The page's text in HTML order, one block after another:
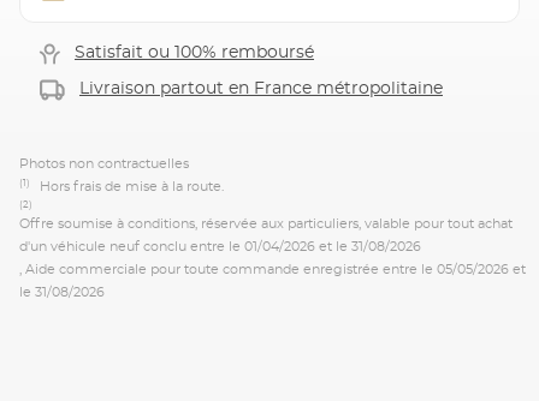
Satisfait ou 100% remboursé
Livraison partout en France métropolitaine
Photos non contractuelles
(1) Hors frais de mise à la route.
(2)
Offre soumise à conditions, réservée aux particuliers, valable pour tout achat
d'un véhicule neuf conclu entre le 01/04/2026 et le 31/08/2026
, Aide commerciale pour toute commande enregistrée entre le 05/05/2026 et
le 31/08/2026